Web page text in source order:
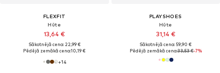
FLEXFIT
Hūte
13,64 €
Sākotnējā cena: 22,99 €
Pēdējā zemākā cena:10,19 €
+14
PLAYSHOES
Hūte
31,14 €
Sākotnējā cena: 59,90 €
Pēdējā zemākā cena:33,53 €-7%